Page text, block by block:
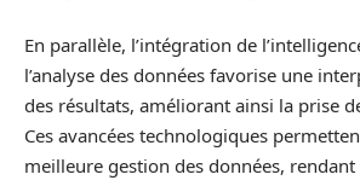
En parallèle, l’intégration de
l’analyse des données favorise une
des résultats, améliorant ainsi la prise
Ces avancées technologiques
meilleure gestion des données,